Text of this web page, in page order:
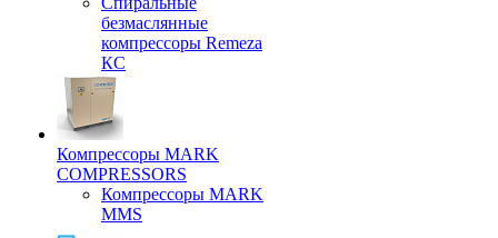
безмаслянные
компрессоры Remeza
КС
Компрессоры MARK
COMPRESSORS
Компрессоры MARK
MMS